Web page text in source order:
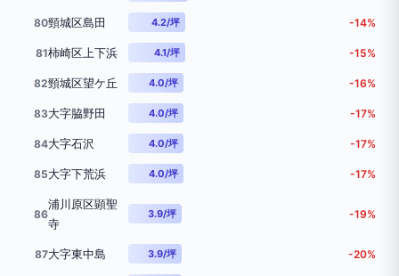
80頸城区島田 4.2/坪 -14%
81柿崎区上下浜 4.1/坪 -15%
82頸城区望ケ丘 4.0/坪 -16%
83大字脇野田 4.0/坪 -17%
84大字石沢 4.0/坪 -17%
85大字下荒浜 4.0/坪 -17%
86
浦川原区顕聖
寺
3.9/坪 -19%
87大字東中島 3.9/坪 -20%